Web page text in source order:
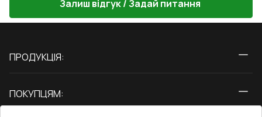
Залиш відгук / Задай питання
ПРОДУКЦІЯ:
Двері
ПОКУПЦЯМ: